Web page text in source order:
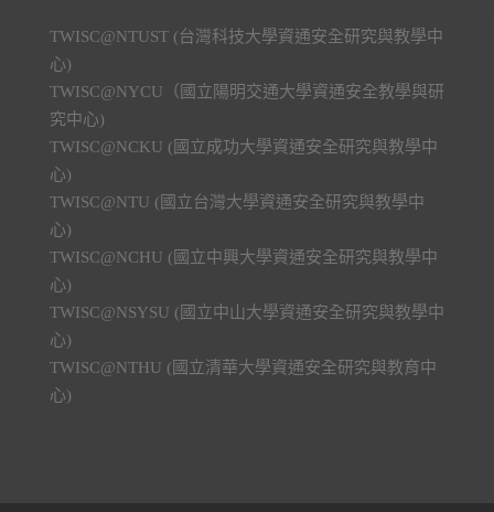
TWISC@NTUST (台灣科技大學資通安全研究與教學中
心)
TWISC@NYCU（國立陽明交通大學資通安全教學與研
究中心)
TWISC@NCKU (國立成功大學資通安全研究與教學中
心)
TWISC@NTU (國立台灣大學資通安全研究與教學中
心)
TWISC@NCHU (國立中興大學資通安全研究與教學中
心)
TWISC@NSYSU (國立中山大學資通安全研究與教學中
心)
TWISC@NTHU (國立清華大學資通安全研究與教育中
心)